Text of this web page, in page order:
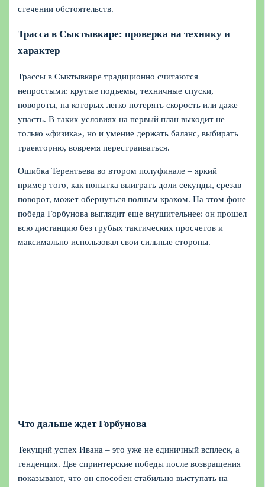
стечении обстоятельств.
Трасса в Сыктывкаре: проверка на технику и
характер
Трассы в Сыктывкаре традиционно считаются
непростыми: крутые подъемы, техничные спуски,
повороты, на которых легко потерять скорость или даже
упасть. В таких условиях на первый план выходит не
только «физика», но и умение держать баланс, выбирать
траекторию, вовремя перестраиваться.
Ошибка Терентьева во втором полуфинале – яркий
пример того, как попытка выиграть доли секунды, срезав
поворот, может обернуться полным крахом. На этом фоне
победа Горбунова выглядит еще внушительнее: он прошел
всю дистанцию без грубых тактических просчетов и
максимально использовал свои сильные стороны.
Что дальше ждет Горбунова
Текущий успех Ивана – это уже не единичный всплеск, а
тенденция. Две спринтерские победы после возвращения
показывают, что он способен стабильно выступать на